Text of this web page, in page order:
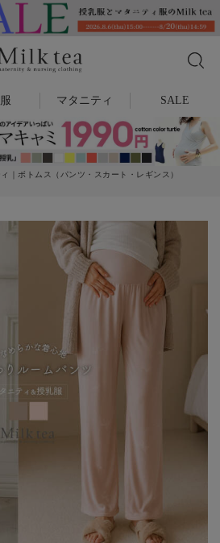
マタニティ SALE
｜ボトムス（パンツ・スカート・レギンス）